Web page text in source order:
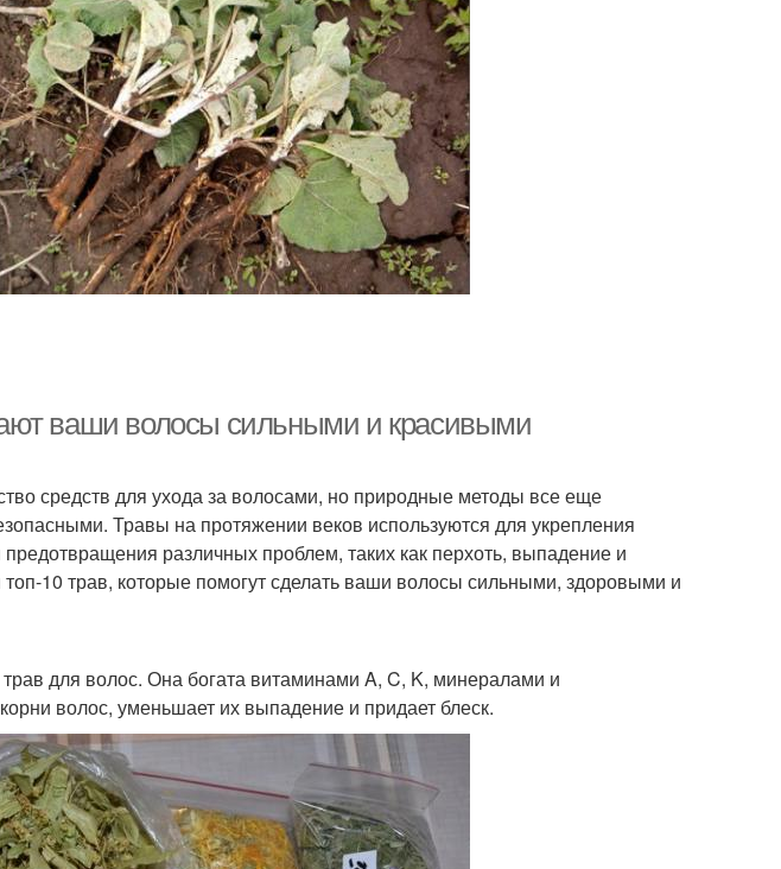
ваши волосы сильными и красивыми
средств для ухода за волосами, но природные методы все еще
Травы на протяжении веков используются для укрепления
различных проблем, таких как перхоть, выпадение и
10 трав, которые помогут сделать ваши волосы сильными, здоровыми и
для волос. Она богата витаминами A, C, K, минералами и
волос, уменьшает их выпадение и придает блеск.